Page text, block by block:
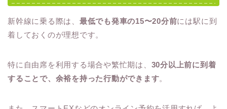
新幹線に乗る際は、 最低でも発車の15〜20分前には駅に到
着しておくのが理想です。
特に自由席を利用する場合や繁忙期は、 30分以上前に到着
することで、余裕を持った行動ができます。